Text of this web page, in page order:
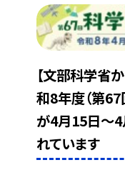
【文部科学省
和8年度（第67
が4月15日～
れています